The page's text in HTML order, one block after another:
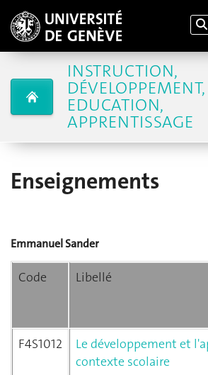
INSTRUCTION,
DÉVELOPPEMENT,
EDUCATION,
APPRENTISSAGE
Enseignements
Emmanuel Sander
Code Libellé
F4S1012
Le développement et
contexte scolaire